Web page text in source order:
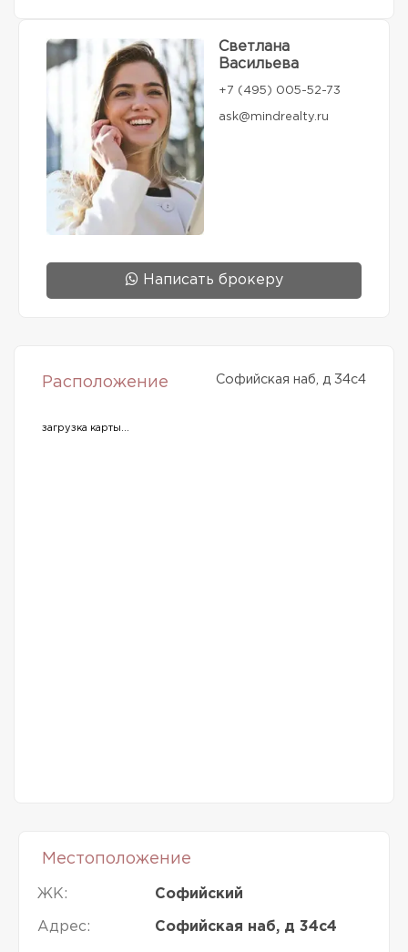
Светлана
Васильева
+7 (495) 005-52-73
ask@mindrealty.ru
Написать брокеру
Расположение Софийская наб, д 34с4
загрузка карты...
Местоположение
ЖК: Софийский
Адрес: Софийская наб, д 34с4